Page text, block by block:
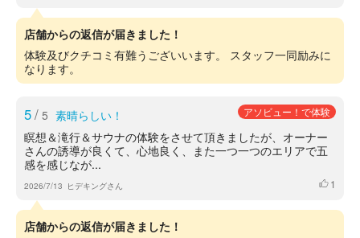
店舗からの返信が届きました！
体験及びクチコミ有難うございいます。 スタッフ一同励みに
なります。
5/ 5 素晴らしい！ アソビュー！で体験
瞑想＆滝行＆サウナの体験をさせて頂きましたが、オーナー
さんの誘導が良くて、心地良く、また一つ一つのエリアで五
感を感じなが...
2026/7/13 ヒデキングさん いいね
1
店舗からの返信が届きました！